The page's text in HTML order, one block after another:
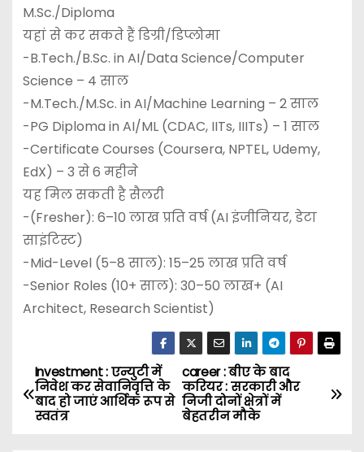
M.Sc./Diploma
यहां से कर सकते हैं डिग्री/डिप्लोमा
-B.Tech./B.Sc. in AI/Data Science/Computer
Science – 4 साल
-M.Tech./M.Sc. in AI/Machine Learning – 2 साल
-PG Diploma in AI/ML (CDAC, IITs, IIITs) – 1 साल
-Certificate Courses (Coursera, NPTEL, Udemy,
EdX) – 3 से 6 महीने
यह मिल सकती है सैलरी
-(Fresher): 6–10 लाख प्रति वर्ष (AI इंजीनियर, डेटा
साइंटिस्ट)
-Mid-Level (5–8 साल): 15–25 लाख प्रति वर्ष
-Senior Roles (10+ साल): 30–50 लाख+ (AI
Architect, Research Scientist)
P
o
career : बीए के बाद
करियर : सरकारी और
निजी दोनों क्षेत्रों में
बेहतरीन मौके
Investment : एन्युटी में
निवेश कर सेवानिवृत्ति के
बाद हो जाएं आर्थिक रूप से
स्वतंत्र